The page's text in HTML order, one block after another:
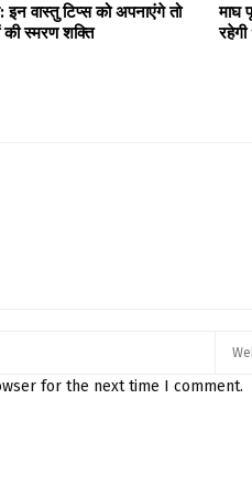
इन वास्तु टिप्स को अपनाएंगे तो
की स्मरण शक्ति
माघ
for the next time I comment.